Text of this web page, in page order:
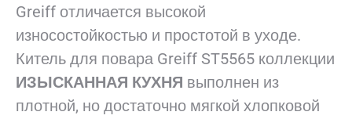
Greiff отличается высокой
износостойкостью и простотой в уходе.
Китель для повара Greiff ST5565 коллекции
ИЗЫСКАННАЯ КУХНЯ выполнен из
плотной, но достаточно мягкой хлопковой